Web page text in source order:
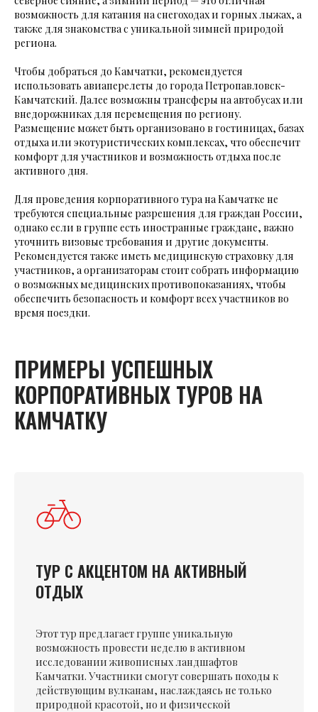
возможность для катания на снегоходах и горных лыжах, а
также для знакомства с уникальной зимней природой
региона.
Чтобы добраться до Камчатки, рекомендуется
использовать авиаперелеты до города Петропавловск-
Камчатский. Далее возможны трансферы на автобусах или
внедорожниках для перемещения по региону.
Размещение может быть организовано в гостиницах, базах
отдыха или экотуристических комплексах, что обеспечит
комфорт для участников и возможность отдыха после
активного дня.
Для проведения корпоративного тура на Камчатке не
требуются специальные разрешения для граждан России,
однако если в группе есть иностранные граждане, важно
уточнить визовые требования и другие документы.
Рекомендуется также иметь медицинскую страховку для
участников, а организаторам стоит собрать информацию
о возможных медицинских противопоказаниях, чтобы
обеспечить безопасность и комфорт всех участников во
время поездки.
ПРИМЕРЫ УСПЕШНЫХ
КОРПОРАТИВНЫХ ТУРОВ НА
КАМЧАТКУ
ТУР С АКЦЕНТОМ НА АКТИВНЫЙ
ОТДЫХ
Этот тур предлагает группе уникальную
возможность провести неделю в активном
исследовании живописных ландшафтов
Камчатки. Участники смогут совершать походы к
действующим вулканам, наслаждаясь не только
природной красотой, но и физической